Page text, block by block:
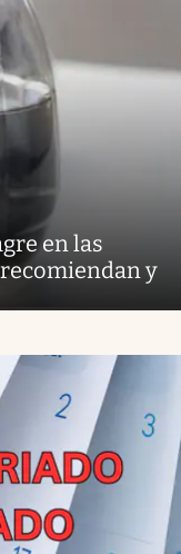
en las
y